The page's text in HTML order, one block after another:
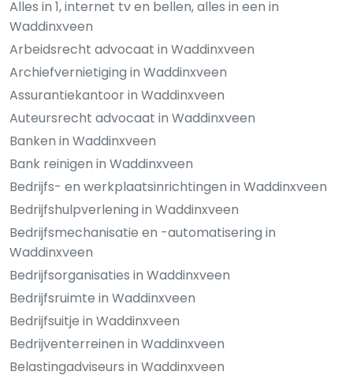
Alles in 1, internet tv en bellen, alles in een in
Waddinxveen
Arbeidsrecht advocaat in Waddinxveen
Archiefvernietiging in Waddinxveen
Assurantiekantoor in Waddinxveen
Auteursrecht advocaat in Waddinxveen
Banken in Waddinxveen
Bank reinigen in Waddinxveen
Bedrijfs- en werkplaatsinrichtingen in Waddinxveen
Bedrijfshulpverlening in Waddinxveen
Bedrijfsmechanisatie en -automatisering in
Waddinxveen
Bedrijfsorganisaties in Waddinxveen
Bedrijfsruimte in Waddinxveen
Bedrijfsuitje in Waddinxveen
Bedrijventerreinen in Waddinxveen
Belastingadviseurs in Waddinxveen